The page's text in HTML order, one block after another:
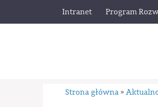
Intranet Program
Strona główna »